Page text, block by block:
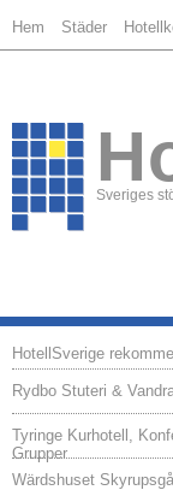
Hem Städer
Sveriges
HotellSverige
Rydbo Stuteri &
Tyringe Kurhotell,
Grupper
Wärdshuset